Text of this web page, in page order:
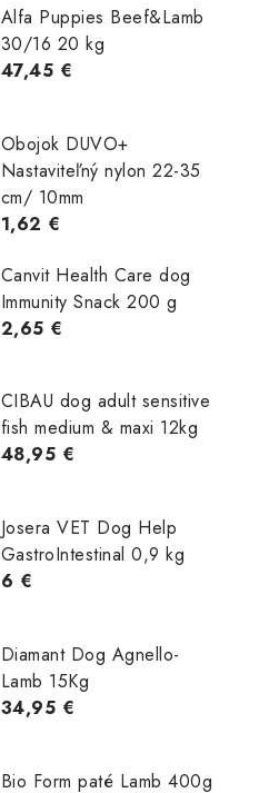
Alfa Puppies Beef&Lamb
30/16 20 kg
47,45 €
Obojok DUVO+
Nastaviteľný nylon 22-35
cm/ 10mm
1,62 €
Canvit Health Care dog
Immunity Snack 200 g
2,65 €
CIBAU dog adult sensitive
fish medium & maxi 12kg
48,95 €
Josera VET Dog Help
GastroIntestinal 0,9 kg
6 €
Diamant Dog Agnello-
Lamb 15Kg
34,95 €
Bio Form paté Lamb 400g